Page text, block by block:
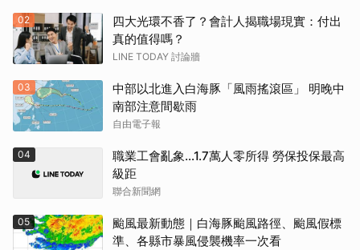
02
四大光環不香了？會計人揭職場現實：付出
真的值得嗎？
LINE TODAY 討論牆
03
中部以北進入白海豚「風雨搖滾區」 明晚中
南部注意間歇雨
自由電子報
04
職業工會亂象…1.7萬人零所得 勞保投保最高
級距
聯合新聞網
05
颱風最新動態｜白海豚颱風路徑、颱風假標
準、各縣市暴風侵襲機率一次看